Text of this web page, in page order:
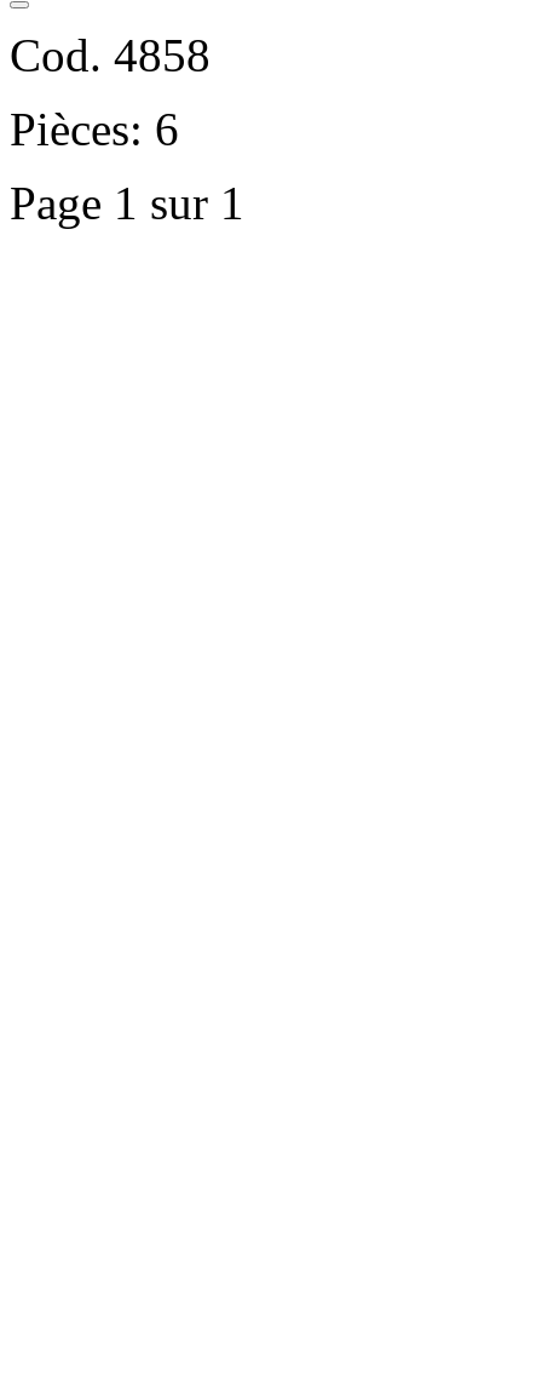
Cod. 4858
Pièces: 6
Page 1 sur 1